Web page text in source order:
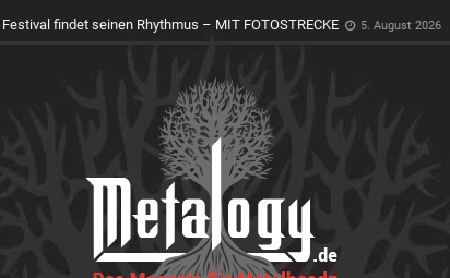
findet seinen Rhythmus – MIT FOTOSTRECKE 5. August 2026